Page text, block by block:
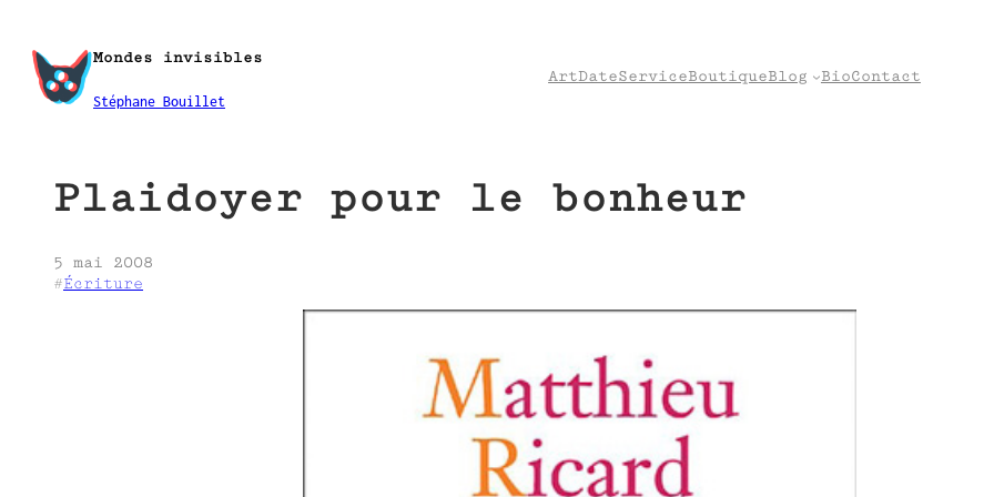
contenu
Mondes invisibles
Stéphane Bouillet
ArtDateServiceBoutiqueBlog BioContact
Plaidoyer pour le bonheur
5 mai 2008
#Écriture